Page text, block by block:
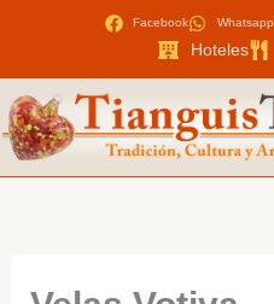
contenido
Facebook Whatsapp
Hoteles